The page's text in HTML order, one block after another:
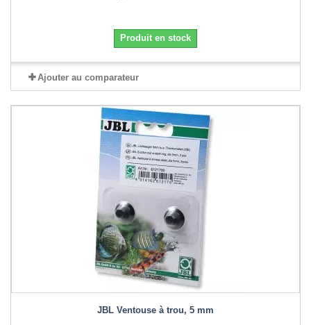
Produit en stock
Ajouter au comparateur
JBL Ventouse à trou, 5 mm